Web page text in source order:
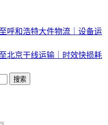
呼和浩特大件物流｜设备运
北京干线运输｜时效快损耗
搜索